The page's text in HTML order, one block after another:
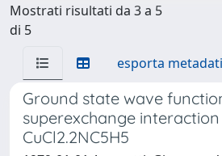
Mostrati risultati da 3 a 5
di 5
esporta metadati
Ground state wave
superexchange interaction
CuCl2.2NC5H5